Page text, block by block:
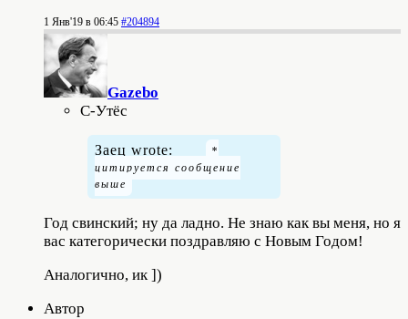
1 Янв'19 в 06:45 #204894
Gazebo
С-Утёс
Заец wrote:
Год свинский; ну да ладно. Не знаю как вы меня, но я
вас категорически поздравляю с Новым Годом!
Аналогично, ик ])
Автор